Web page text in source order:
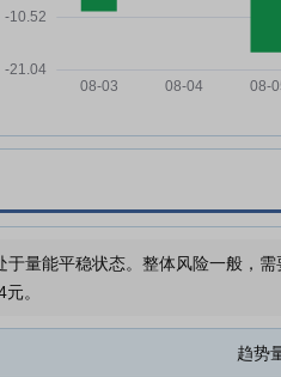
度独立董事述职
量能平稳状态。整体风险一般，
。
趋势